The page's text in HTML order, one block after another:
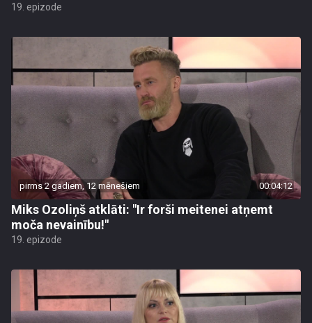
19. epizode
pirms 2 gadiem, 12 mēnešiem 00:04:12
Miks Ozoliņš atklāti: "Ir forši meitenei atņemt
moča nevainību!"
19. epizode